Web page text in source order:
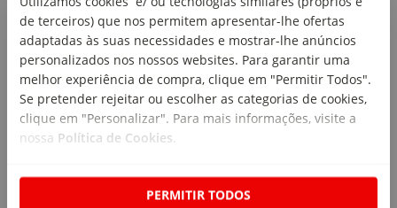
de terceiros) que nos permitem apresentar-lhe ofertas
adaptadas às suas necessidades e mostrar-lhe anúncios
personalizados nos nossos websites. Para garantir uma
melhor experiência de compra, clique em "Permitir Todos".
Se pretender rejeitar ou escolher as categorias de cookies,
clique em "Personalizar". Para mais informações, visite a
nossa Política de Cookies
PERMITIR TODOS
Steakhouse McCain
McCain
emb. 550 gr